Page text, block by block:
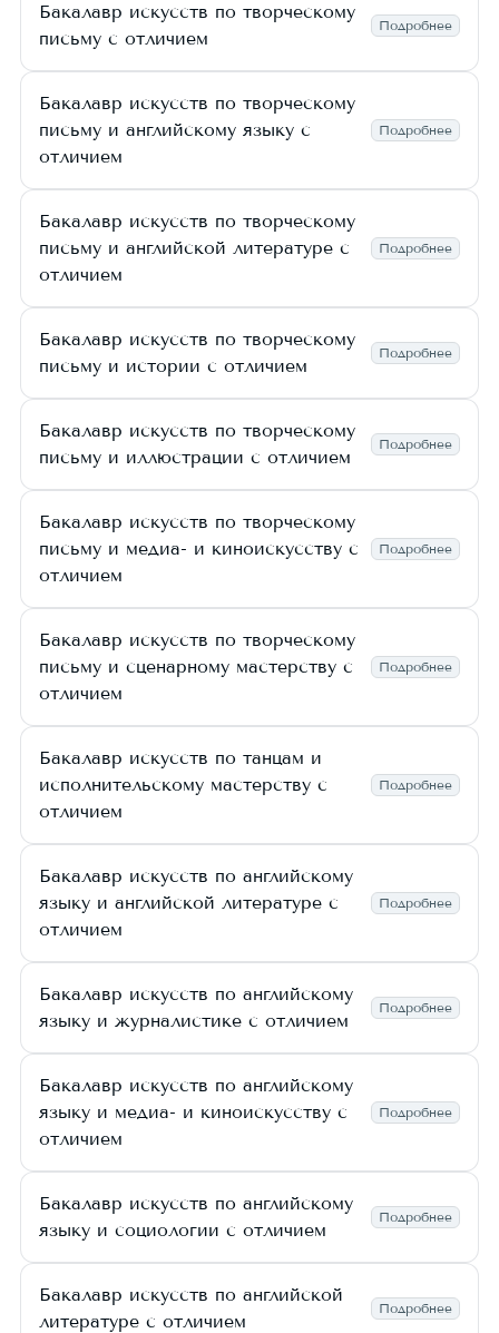
Бакалавр искусств по творческому
письму с отличием
Подробнее
Бакалавр искусств по творческому
письму и английскому языку с
отличием
Подробнее
Бакалавр искусств по творческому
письму и английской литературе с
отличием
Подробнее
Бакалавр искусств по творческому
письму и истории с отличием
Подробнее
Бакалавр искусств по творческому
письму и иллюстрации с отличием
Подробнее
Бакалавр искусств по творческому
письму и медиа- и киноискусству с
отличием
Подробнее
Бакалавр искусств по творческому
письму и сценарному мастерству с
отличием
Подробнее
Бакалавр искусств по танцам и
исполнительскому мастерству с
отличием
Подробнее
Бакалавр искусств по английскому
языку и английской литературе с
отличием
Подробнее
Бакалавр искусств по английскому
языку и журналистике с отличием
Подробнее
Бакалавр искусств по английскому
языку и медиа- и киноискусству с
отличием
Подробнее
Бакалавр искусств по английскому
языку и социологии с отличием
Подробнее
Бакалавр искусств по английской
литературе с отличием
Подробнее